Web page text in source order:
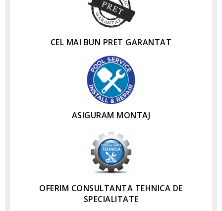
CEL MAI BUN PRET GARANTAT
ASIGURAM MONTAJ
OFERIM CONSULTANTA TEHNICA DE
SPECIALITATE